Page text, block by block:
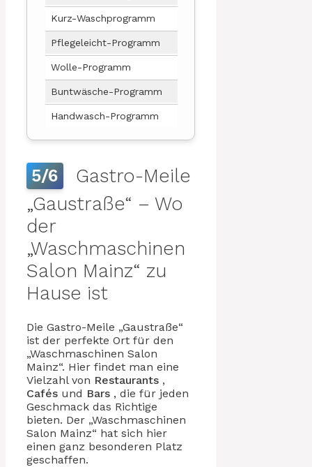
Kurz-Waschprogramm
Pflegeleicht-Programm
Wolle-Programm
Buntwäsche-Programm
Handwasch-Programm
5/6
Gastro-Meile
„Gaustraße“ – Wo
der
„Waschmaschinen
Salon Mainz“ zu
Hause ist
Die Gastro-Meile „Gaustraße“
ist der perfekte Ort für den
„Waschmaschinen Salon
Mainz“. Hier findet man eine
Vielzahl von Restaurants ,
Cafés und Bars , die für jeden
Geschmack das Richtige
bieten. Der „Waschmaschinen
Salon Mainz“ hat sich hier
einen ganz besonderen Platz
geschaffen.